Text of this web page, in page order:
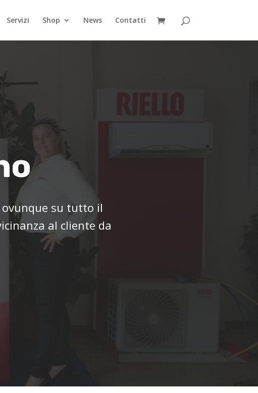
Servizi Shop News Contatti
su tutto il
al cliente da